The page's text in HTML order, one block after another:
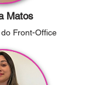
Matos
Front-Office